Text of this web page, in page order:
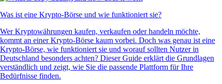
Was ist eine Krypto-Börse und wie funktioniert sie?
Wer Kryptowährungen kaufen, verkaufen oder handeln möchte,
kommt an einer Krypto-Börse kaum vorbei. Doch was genau ist eine
Krypto-Börse, wie funktioniert sie und worauf sollten Nutzer in
Deutschland besonders achten? Dieser Guide erklärt die Grundlagen
verständlich und zeigt, wie Sie die passende Plattform für Ihre
Bedürfnisse finden.